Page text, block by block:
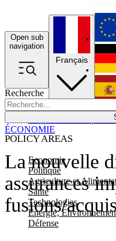
Open sub
navigation
Recherche
POLICY AREAS
Economie
Politique
Agriculture et
Santé
Technologies
Energie,
Défense
Français
La nouvelle
assurances
fusions/
ÉCONOMIE